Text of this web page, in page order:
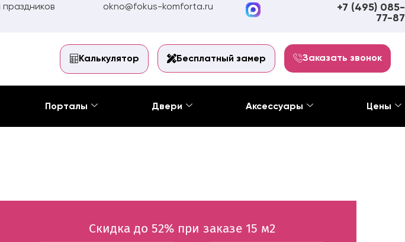
okno@fokus-komforta.ru
+7 (495) 085-
77-87
Калькулятор Бесплатный замер Заказать звонок
Порталы Двери Аксессуары Цены
Скидка до 52% при заказе 15 м2